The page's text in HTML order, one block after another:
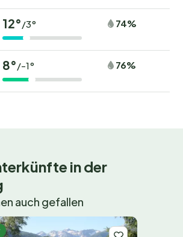
genießen? Dann buche
Campingurlaub.
12°/3° 74%
8°/-1° 76%
in der
auch gefallen